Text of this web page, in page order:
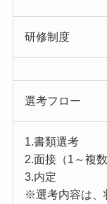
研修制度
選考フロー
1.書類選考
2.面接（1～複数
3.内定
※選考内容は、